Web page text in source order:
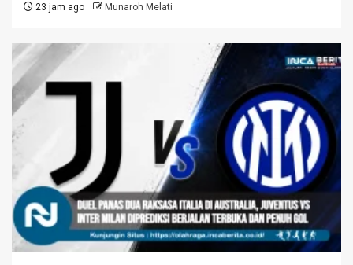
23 jam ago Munaroh Melati